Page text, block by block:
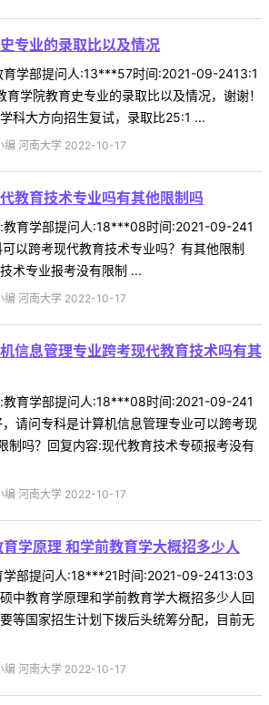
专业的录取比以及情况
育学部提问人:13***57时间:2021-09-2413:1
学院教育史专业的录取比以及情况，谢谢！
科大方向招生复试，录取比25:1 ...
编 河南大学 2022-10-17
教育技术专业吗有其他限制吗
教育学部提问人:18***08时间:2021-09-241
以跨考现代教育技术专业吗？有其他限制
术专业报考没有限制 ...
编 河南大学 2022-10-17
信息管理专业跨考现代教育技术吗有其
教育学部提问人:18***08时间:2021-09-241
请问专科是计算机信息管理专业可以跨考现
制吗？回复内容:现代教育技术专硕报考没有
编 河南大学 2022-10-17
学原理 和学前教育学大概招多少人
学部提问人:18***21时间:2021-09-2413:03
中教育学原理和学前教育学大概招多少人回
等国家招生计划下拨后头统筹分配，目前无
编 河南大学 2022-10-17